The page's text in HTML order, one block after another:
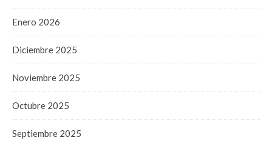
Enero 2026
Diciembre 2025
Noviembre 2025
Octubre 2025
Septiembre 2025